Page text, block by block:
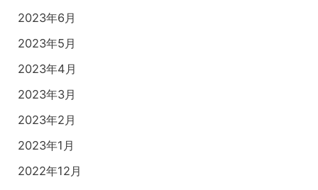
2023年6月
2023年5月
2023年4月
2023年3月
2023年2月
2023年1月
2022年12月